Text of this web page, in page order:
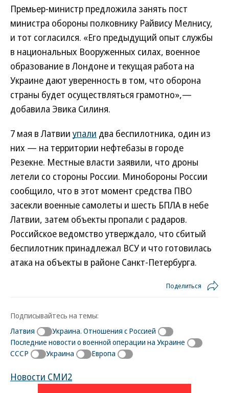
Премьер-министр предложила занять пост
министра обороны полковнику Райвису Мелнису,
и тот согласился. «Его предыдущий опыт службы
в национальных Вооруженных силах, военное
образование в Лондоне и текущая работа на
Украине дают уверенность в том, что оборона
страны будет осуществляться грамотно»,—
добавила Эвика Силиня.
7 мая в Латвии упали два беспилотника, один из
них — на территории нефтебазы в городе
Резекне. Местные власти заявили, что дроны
летели со стороны России. Минобороны России
сообщило, что в этот момент средства ПВО
засекли военные самолеты и шесть БПЛА в небе
Латвии, затем объекты пропали с радаров.
Российское ведомство утверждало, что сбитый
беспилотник принадлежал ВСУ и что готовилась
атака на объекты в районе Санкт-Петербурга.
Поделиться
Подписывайтесь на темы:
Латвия
Украина. Отношения с Россией
Последние новости о военной операции на Украине
СССР
Украина Европа
Новости СМИ2